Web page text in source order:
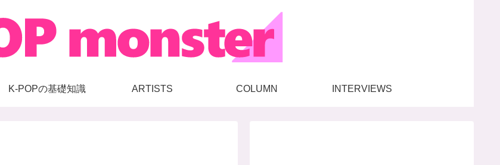
K-POPの基礎知識 ARTISTS COLUMN INTERVIEWS